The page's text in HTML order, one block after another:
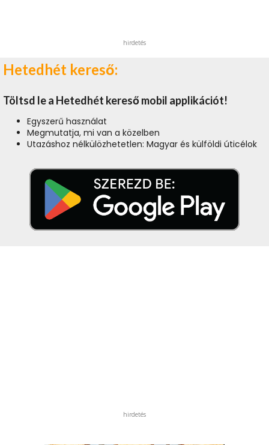
hirdetés
Hetedhét kereső:
Töltsd le a Hetedhét kereső mobil applikációt!
Egyszerű használat
Megmutatja, mi van a közelben
Utazáshoz nélkülözhetetlen: Magyar és külföldi úticélok
hirdetés